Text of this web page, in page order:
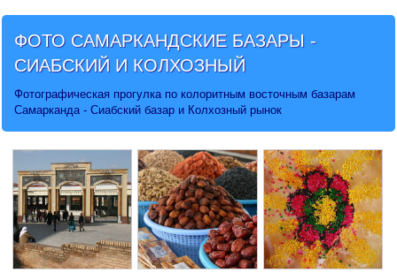
ФОТО САМАРКАНДСКИЕ БАЗАРЫ -
СИАБСКИЙИ КОЛХОЗНЫЙ
Фотографическая прогулка по колоритным восточным базарам
Самарканда - Сиабский базар и Колхозный рынок